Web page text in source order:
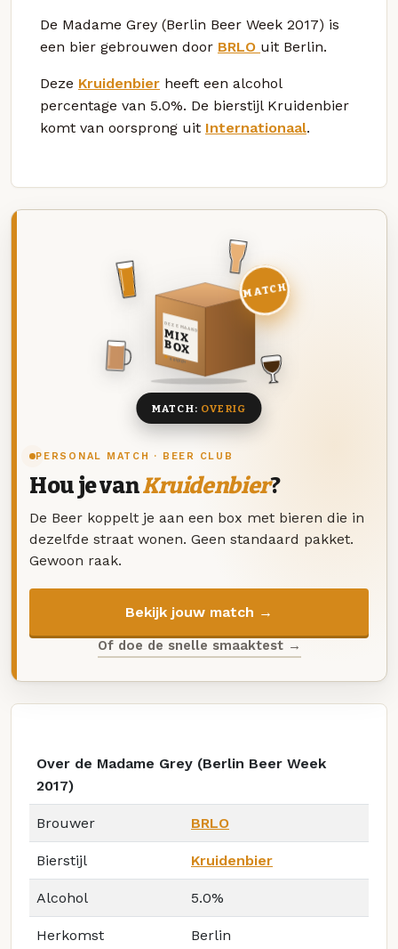
De Madame Grey (Berlin Beer Week 2017) is
een bier gebrouwen door BRLO uit Berlin.
Deze Kruidenbier heeft een alcohol
percentage van 5.0%. De bierstijl Kruidenbier
komt van oorsprong uit Internationaal.
PERSONAL MATCH · BEER CLUB
Hou je vanKruidenbier?
De Beer koppelt je aan een box met bieren die in
dezelfde straat wonen. Geen standaard pakket.
Gewoon raak.
Bekijk jouw match →
Of doe de snelle smaaktest →
DEZE MAAND
MIX
BOX
8 BIEREN
MATCH
MATCH: OVERIG
Over de Madame Grey (Berlin Beer Week
2017)
Brouwer BRLO
Bierstijl Kruidenbier
Alcohol 5.0%
Herkomst Berlin